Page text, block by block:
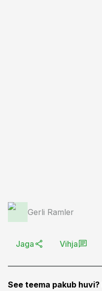
Gerli Ramler
Jaga Vihja
See teema pakub huvi?